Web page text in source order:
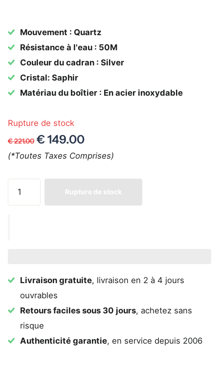
Mouvement : Quartz
Résistance à l'eau : 50M
Couleur du cadran : Silver
Cristal: Saphir
Matériau du boîtier : En acier inoxydable
Rupture de stock
€ 221.00 € 149.00
(*Toutes Taxes Comprises)
Rupture de stock
Livraison gratuite, livraison en 2 à 4 jours
ouvrables
Retours faciles sous 30 jours, achetez sans
risque
Authenticité garantie, en service depuis 2006